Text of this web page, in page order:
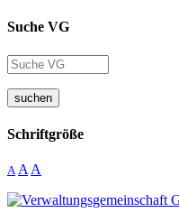
Suche VG
suchen
Schriftgröße
A A A